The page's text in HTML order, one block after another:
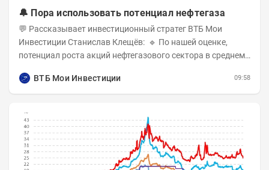
🔔 Пора использовать потенциал нефтегаза
💬 Рассказывает инвестиционный стратег ВТБ Мои
Инвестиции Станислав Клещёв: 🔹 По нашей оценке,
потенциал роста акций нефтегазового сектора в среднем
ВТБ Мои Инвестиции
09:58